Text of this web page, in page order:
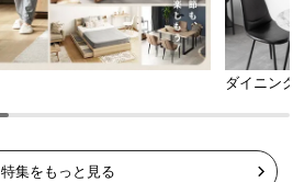
ダイニング
特集をもっと見る